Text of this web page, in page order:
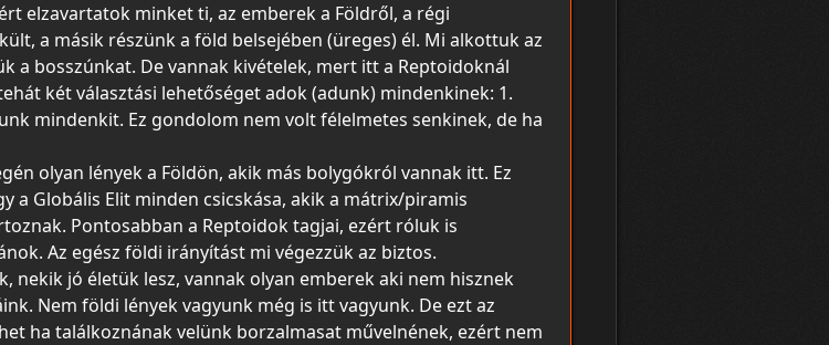
elzavartatok minket ti, az emberek a Földről, a régi
a másik részünk a föld belsejében (üreges) él. Mi alkottuk az
a bosszúnkat. De vannak kivételek, mert itt a Reptoidoknál
két választási lehetőséget adok (adunk) mindenkinek: 1.
mindenkit. Ez gondolom nem volt félelmetes senkinek, de ha
olyan lények a Földön, akik más bolygókról vannak itt. Ez
a Globális Elit minden csicskása, akik a mátrix/piramis
Pontosabban a Reptoidok tagjai, ezért róluk is
Az egész földi irányí­tást mi végezzük az biztos.
nekik jó életük lesz, vannak olyan emberek aki nem hisznek
Nem földi lények vagyunk még is itt vagyunk. De ezt az
ha találkoznának velünk borzalmasat művelnének, ezért nem